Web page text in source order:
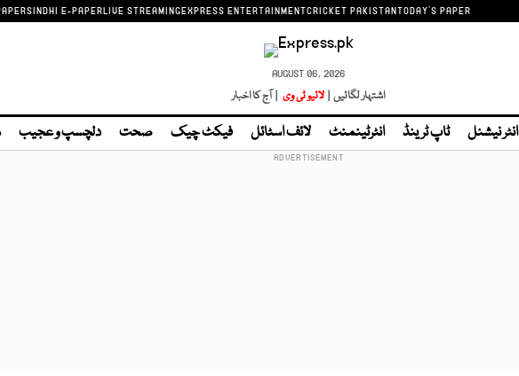
SINDHI E-PAPERLIVE STREAMINGEXPRESS ENTERTAINMENTCRICKET PAKISTANTODAY'S PAPER
AUGUST 06, 2026
اشتہار لگائیں | لائیو ٹی وی | آج کا اخبار
انٹر نیشنل ٹاپ ٹرینڈ انٹرٹینمنٹ لائف اسٹائل فیکٹ چیک صحت دلچسپ و عجیب